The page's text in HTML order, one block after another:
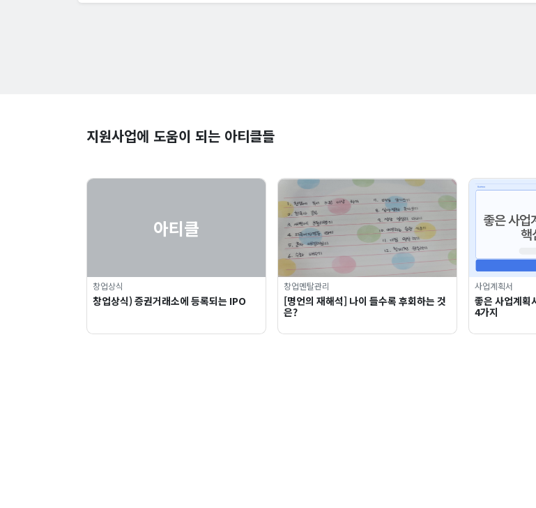
지원사업에 도움이 되는 아티클들
아티클
창업상식
창업상식) 증권거래소에 등록되는 IPO
창업멘탈관리
[명언의 재해석] 나이 들수록 후회하는 것
은?
사업계획서
좋은 사업계획
4가지